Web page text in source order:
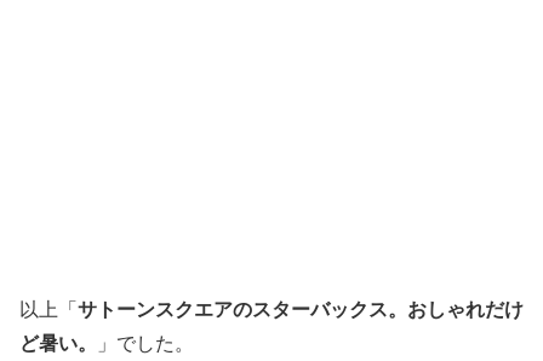
以上「 サトーンスクエアのスターバックス。おしゃれだけ
ど暑い。
」でした。